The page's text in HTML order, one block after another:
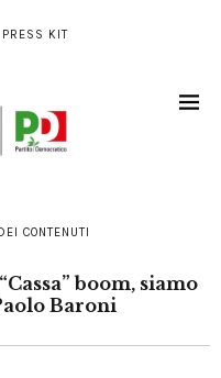
PRESS KIT
CONTENUTI
“Cassa” boom, siamo
Baroni